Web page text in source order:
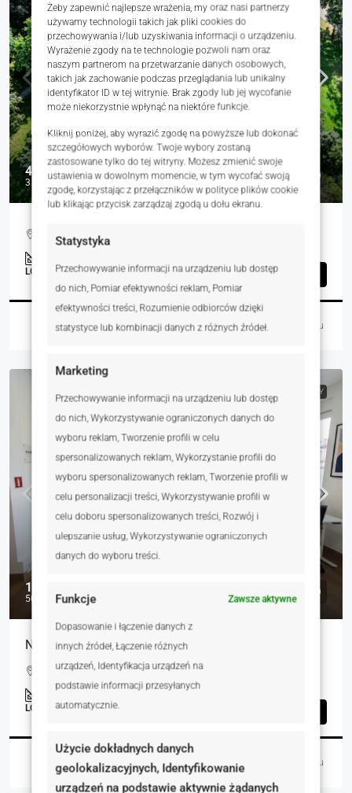
Żeby zapewnić najlepsze wrażenia, my oraz nasi partnerzy
używamy technologii takich jak pliki cookies do
przechowywania i/lub uzyskiwania informacji o urządzeniu.
Wyrażenie zgody na te technologie pozwoli nam oraz
naszym partnerom na przetwarzanie danych osobowych,
takich jak zachowanie podczas przeglądania lub unikalny
identyfikator ID w tej witrynie. Brak zgody lub jej wycofanie
może niekorzystnie wpłynąć na niektóre funkcje.
Kliknij poniżej, aby wyrazić zgodę na powyższe lub dokonać
szczegółowych wyborów. Twoje wybory zostaną
zastosowane tylko do tej witryny. Możesz zmienić swoje
ustawienia w dowolnym momencie, w tym wycofać swoją
zgodę, korzystając z przełączników w polityce plików cookie
lub klikając przycisk zarządzaj zgodą u dołu ekranu.
Statystyka
Przechowywanie informacji na urządzeniu lub dostęp
do nich, Pomiar efektywności reklam, Pomiar
efektywności treści, Rozumienie odbiorców dzięki
statystyce lub kombinacji danych z różnych źródeł.
Marketing
Przechowywanie informacji na urządzeniu lub dostęp
do nich, Wykorzystywanie ograniczonych danych do
wyboru reklam, Tworzenie profili w celu
spersonalizowanych reklam, Wykorzystanie profili do
wyboru spersonalizowanych reklam, Tworzenie profili w
celu personalizacji treści, Wykorzystywanie profili w
celu doboru spersonalizowanych treści, Rozwój i
ulepszanie usług, Wykorzystywanie ograniczonych
danych do wyboru treści.
Funkcje Zawsze aktywne
Dopasowanie i łączenie danych z
innych źródeł, Łączenie różnych
urządzeń, Identyfikacja urządzeń na
podstawie informacji przesyłanych
automatycznie.
Użycie dokładnych danych
geolokalizacyjnych, Identyfikowanie
urządzeń na podstawie aktywnie żądanych
4 907 700 zł
3 022 zł
Zamkowy, Wschowa, Polska
LOKALE UŻYTKOWE, NIERUCHOMOŚCI KOMERCYJNE Szczegóły
Marcin Meller 5 dni temu
RYNEK WTÓRNY
12 000 zł
50 zł
Niezależny budynek po wynajem 240-360 m²,
Siemianowicka, Katowice, Polska
240.00
LOKALE UŻYTKOWE, NIERUCHOMOŚCI KOMERCYJNE
Natalia Adamaszek 5 dni temu